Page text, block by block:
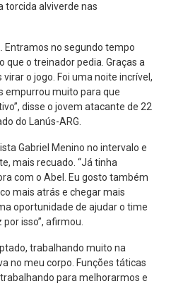
torcida alviverde nas
Entramos no segundo tempo
o treinador pedia. Graças a
o jogo. Foi uma noite incrível,
empurrou muito para que
disse o jovem atacante de 22
do Lanús-ARG.
Gabriel Menino no intervalo e
mais recuado. “Já tinha
com o Abel. Eu gosto também
mais atrás e chegar mais
oportunidade de ajudar o time
isso”, afirmou.
trabalhando muito na
no meu corpo. Funções táticas
para melhorarmos e